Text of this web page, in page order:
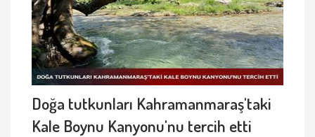
Doğa tutkunları Kahramanmaraş'taki
Kale Boynu Kanyonu'nu tercih etti